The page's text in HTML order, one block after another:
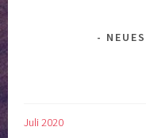
Juli 2020